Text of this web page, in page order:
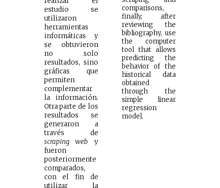
estudio se
utilizaron
herramientas
informáticas y
se obtuvieron
no solo
resultados, sino
gráficas que
permiten
complementar
la información.
Otra parte de los
resultados se
generaron a
través de
scraping web y
fueron
posteriormente
comparados,
con el fin de
utilizar la
comparisons,
finally, after
reviewing the
bibliography, use
the computer
tool that allows
predicting the
behavior of the
historical data
obtained
through the
simple linear
regression
model.